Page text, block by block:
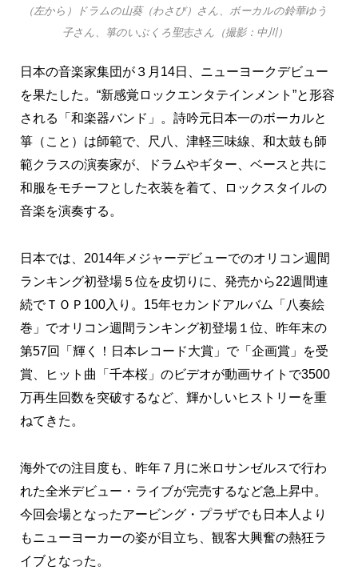
（左から）ドラムの山葵（わさび）さん、ボーカルの鈴華ゆう
子さん、箏のいぶくろ聖志さん（撮影：中川）
日本の音楽家集団が３月14日、ニューヨークデビュー
を果たした。“新感覚ロックエンタテインメント”と形容
される「和楽器バンド」。詩吟元日本一のボーカルと
箏（こと）は師範で、尺八、津軽三味線、和太鼓も師
範クラスの演奏家が、ドラムやギター、ベースと共に
和服をモチーフとした衣装を着て、ロックスタイルの
音楽を演奏する。
日本では、2014年メジャーデビューでのオリコン週間
ランキング初登場５位を皮切りに、発売から22週間連
続でＴＯＰ100入り。15年セカンドアルバム「八奏絵
巻」でオリコン週間ランキング初登場１位、昨年末の
第57回「輝く！日本レコード大賞」で「企画賞」を受
賞、ヒット曲「千本桜」のビデオが動画サイトで3500
万再生回数を突破するなど、輝かしいヒストリーを重
ねてきた。
海外での注目度も、昨年７月に米ロサンゼルスで行わ
れた全米デビュー・ライブが完売するなど急上昇中。
今回会場となったアービング・プラザでも日本人より
もニューヨーカーの姿が目立ち、観客大興奮の熱狂ラ
イブとなった。